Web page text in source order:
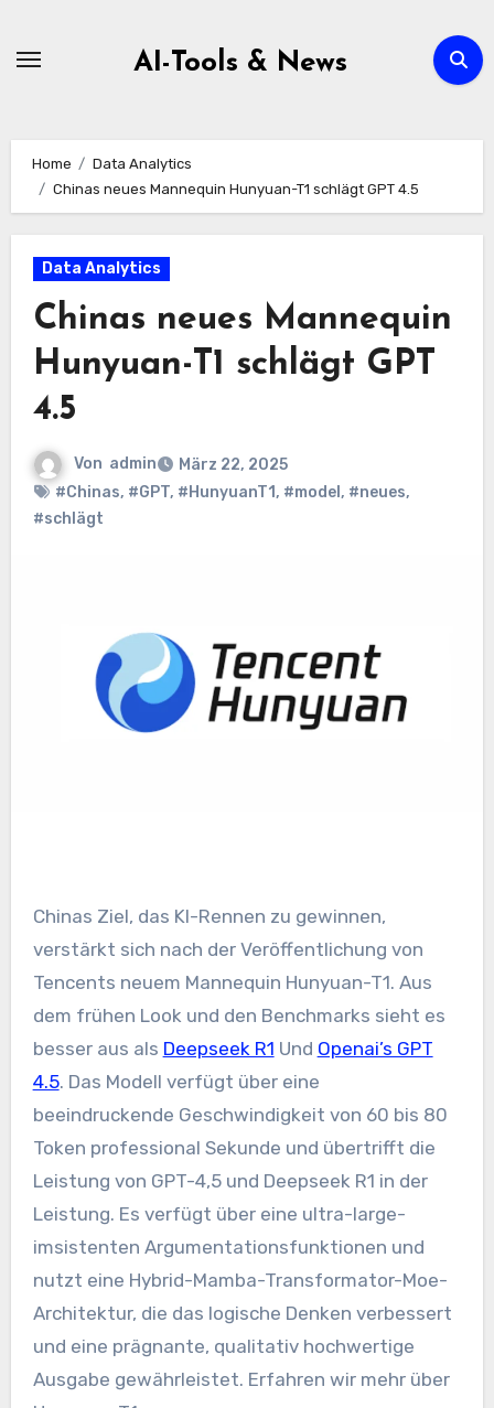
AI-Tools & News
Home
Data Analytics
Chinas neues Mannequin Hunyuan-T1 schlägt GPT 4.5
Data Analytics
Chinas neues Mannequin
Hunyuan-T1 schlägt GPT
4.5
Von admin
März 22, 2025
#Chinas, #GPT, #HunyuanT1, #model , #neues,
#schlägt
Chinas Ziel, das KI-Rennen zu gewinnen,
verstärkt sich nach der Veröffentlichung von
Tencents neuem Mannequin Hunyuan-T1. Aus
dem frühen Look und den Benchmarks sieht es
besser aus als Deepseek R1 Und Openai’s GPT
4.5. Das Modell verfügt über eine
beeindruckende Geschwindigkeit von 60 bis 80
Token professional Sekunde und übertrifft die
Leistung von GPT-4,5 und Deepseek R1 in der
Leistung. Es verfügt über eine ultra-large-
imsistenten Argumentationsfunktionen und
nutzt eine Hybrid-Mamba-Transformator-Moe-
Architektur, die das logische Denken verbessert
und eine prägnante, qualitativ hochwertige
Ausgabe gewährleistet. Erfahren wir mehr über